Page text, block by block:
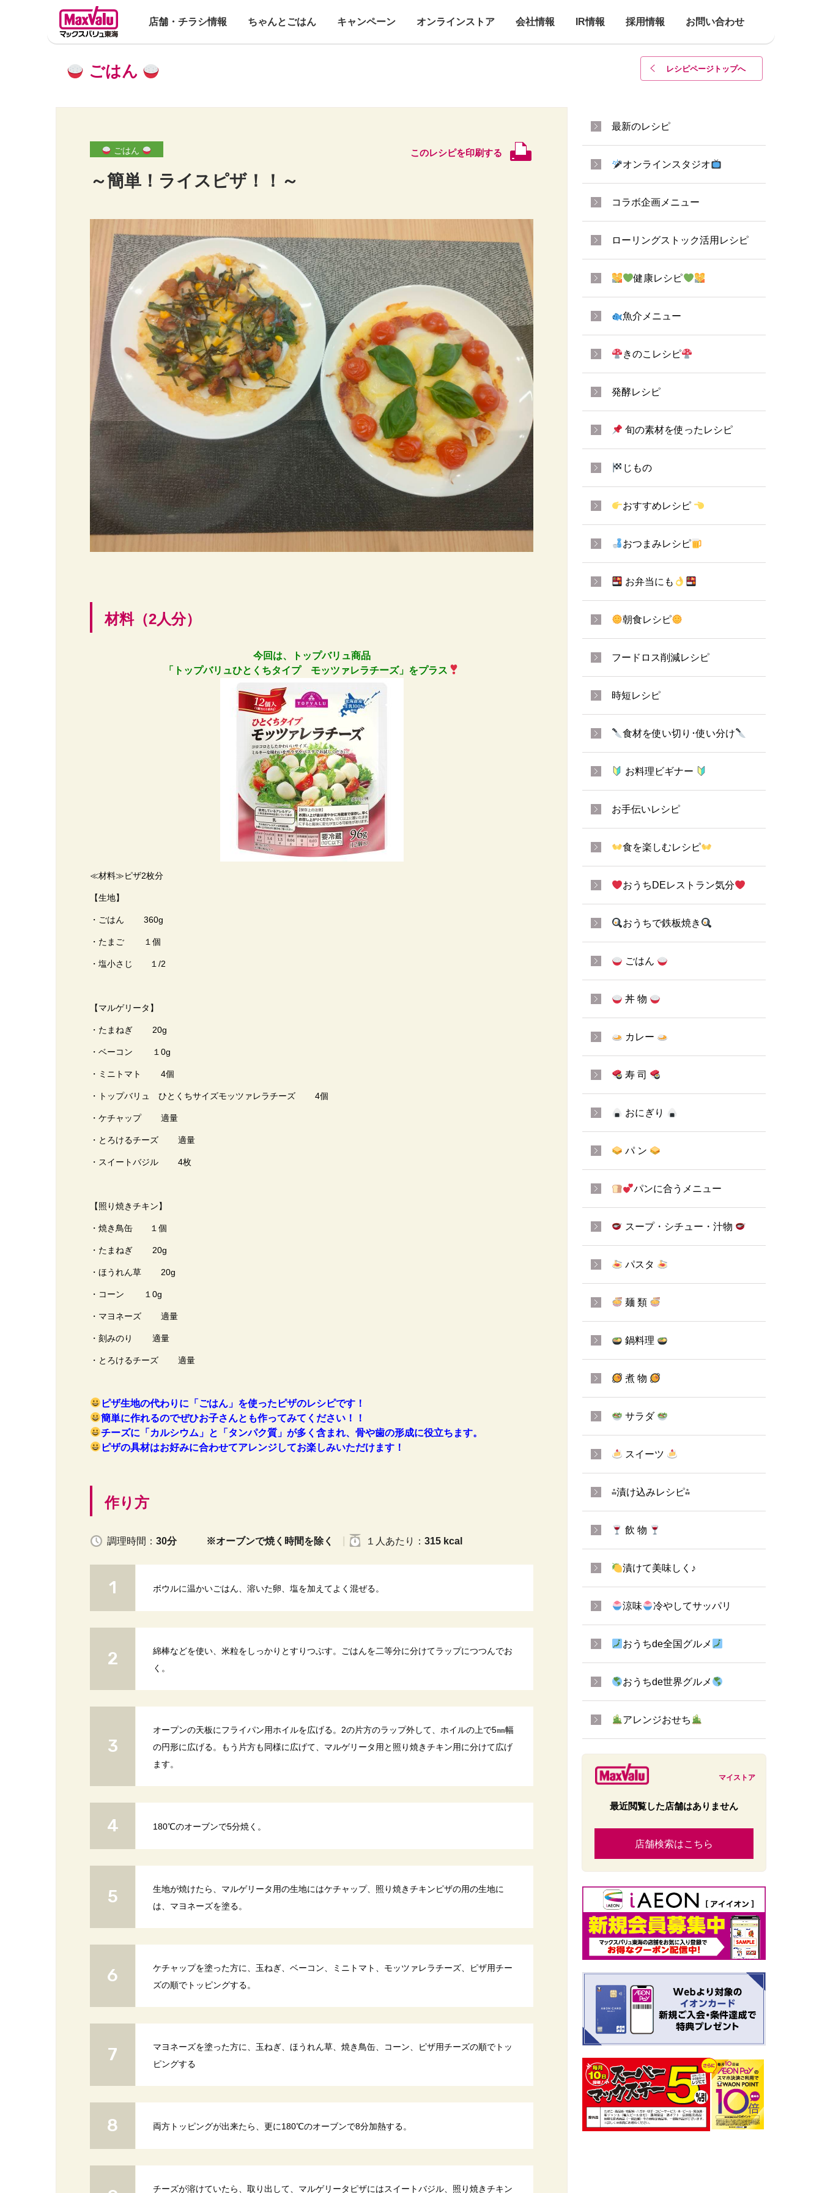
店舗・チラシ情報 ちゃんとごはん キャンペーン オンラインストア 会社情報 IR情報 採用情報 お問い合わせ
レシピページトップへ
ごはん
ごはん このレシピを印刷する
～簡単！ライスピザ！！～
材料（2人分）
今回は、トップバリュ商品
「トップバリュひとくちタイプ モッツァレラチーズ」をプラス
≪材料≫ピザ2枚分
【生地】
・ごはん 360g
・たまご １個
・塩小さじ １/2
【マルゲリータ】
・たまねぎ 20g
・ベーコン １0g
・ミニトマト 4個
・トップバリュ ひとくちサイズモッツァレラチーズ 4個
・ケチャップ 適量
・とろけるチーズ 適量
・スイートバジル 4枚
【照り焼きチキン】
・焼き鳥缶 １個
・たまねぎ 20g
・ほうれん草 20g
・コーン １0g
・マヨネーズ 適量
・刻みのり 適量
・とろけるチーズ 適量
ピザ生地の代わりに「ごはん」を使ったピザのレシピです！
簡単に作れるのでぜひお子さんとも作ってみてください！！
チーズに「カルシウム」と「タンパク質」が多く含まれ、骨や歯の形成に役立ちます。
ピザの具材はお好みに合わせてアレンジしてお楽しみいただけます ！
作り方
調理時間： 30分 ※オーブンで焼く時間を除く １人 あたり ： 315 kcal
ボウルに温かいごはん、溶いた卵、塩を加えてよく混ぜる。
綿棒などを使い、米粒をしっかりとすりつぶす。ごはんを二等分に分けてラップにつつんでお
く。
オープンの天板にフライパン用ホイルを広げる。2の片方のラップ外して、ホイルの上で5㎜幅
の円形に広げる。もう片方も同様に広げて、マルゲリータ用と照り焼きチキン用に分けて広げ
ます。
180℃のオーブンで5分焼く。
生地が焼けたら、マルゲリータ用の生地にはケチャップ、照り焼きチキンピザの用の生地に
は、マヨネーズを塗る。
ケチャップを塗った方に、玉ねぎ、ベーコン、ミニトマト、モッツァレラチーズ、ピザ用チー
ズの順でトッピングする。
マヨネーズを塗った方に、玉ねぎ、ほうれん草、焼き鳥缶、コーン、ピザ用チーズの順でトッ
ピングする
両方トッピングが出来たら、更に180℃のオーブンで8分加熱する。
チーズが溶けていたら、取り出して、マルゲリータピザにはスイートバジル、照り焼きチキン
最新のレシピ
オンラインスタジオ
コラボ企画メニュー
ローリングストック活用レシピ
健康レシピ
魚介メニュー
きのこレシピ
発酵レシピ
旬の素材を使ったレシピ
じもの
おすすめレシピ
おつまみレシピ
お弁当にも
朝食レシピ
フードロス削減レシピ
時短レシピ
食材を使い切り･使い分け
お料理ビギナー
お手伝いレシピ
食を楽しむレシピ
おうちDEレストラン気分
おうちで鉄板焼き
ごはん
丼 物
カレー
寿 司
おにぎり
パ ン
パンに合うメニュー
スープ・シチュー・汁物
パスタ
麺 類
鍋料理
煮 物
サラダ
スイーツ
⁂漬け込みレシピ⁂
飲 物
漬けて美味しく♪
涼味 冷やしてサッパリ
おうちde全国グルメ
おうちde世界グルメ
アレンジおせち
マイストア
最近閲覧した店舗はありません
店舗検索はこちら